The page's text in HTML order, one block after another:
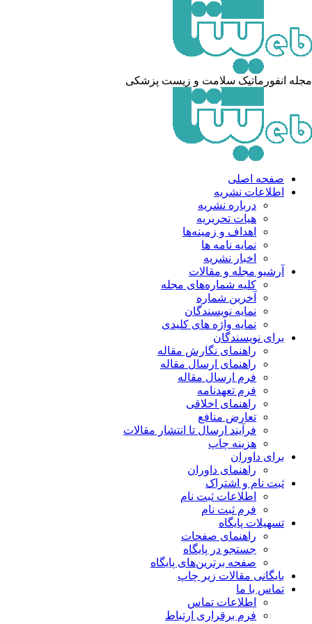
انفورماتیک سلامت و زیست پزشکی
صفحه اصلی
اطلاعات نشریه
درباره نشریه
هیات تحریریه
اهداف و زمینه‌ها
نمایه نامه ها
اخبار نشریه
آرشیو مجله و مقالات
کلیه شماره‌های مجله
آخرین شماره
نمایه نویسندگان
نمایه واژه های کلیدی
برای نویسندگان
راهنمای نگارش مقاله
راهنمای ارسال مقاله
فرم ارسال مقاله
فرم تعهدنامه
راهنمای اخلاقی
تعارض منافع
فرآیند ارسال تا انتشار مقالات
هزینه چاپ
برای داوران
راهنمای داوران
ثبت نام و اشتراک
اطلاعات ثبت نام
فرم ثبت نام
تسهیلات پایگاه
راهنمای صفحات
جستجو در پایگاه
صفحه برترین‌های پایگاه
بایگانی مقالات زیر چاپ
تماس با ما
اطلاعات تماس
فرم برقراری ارتباط